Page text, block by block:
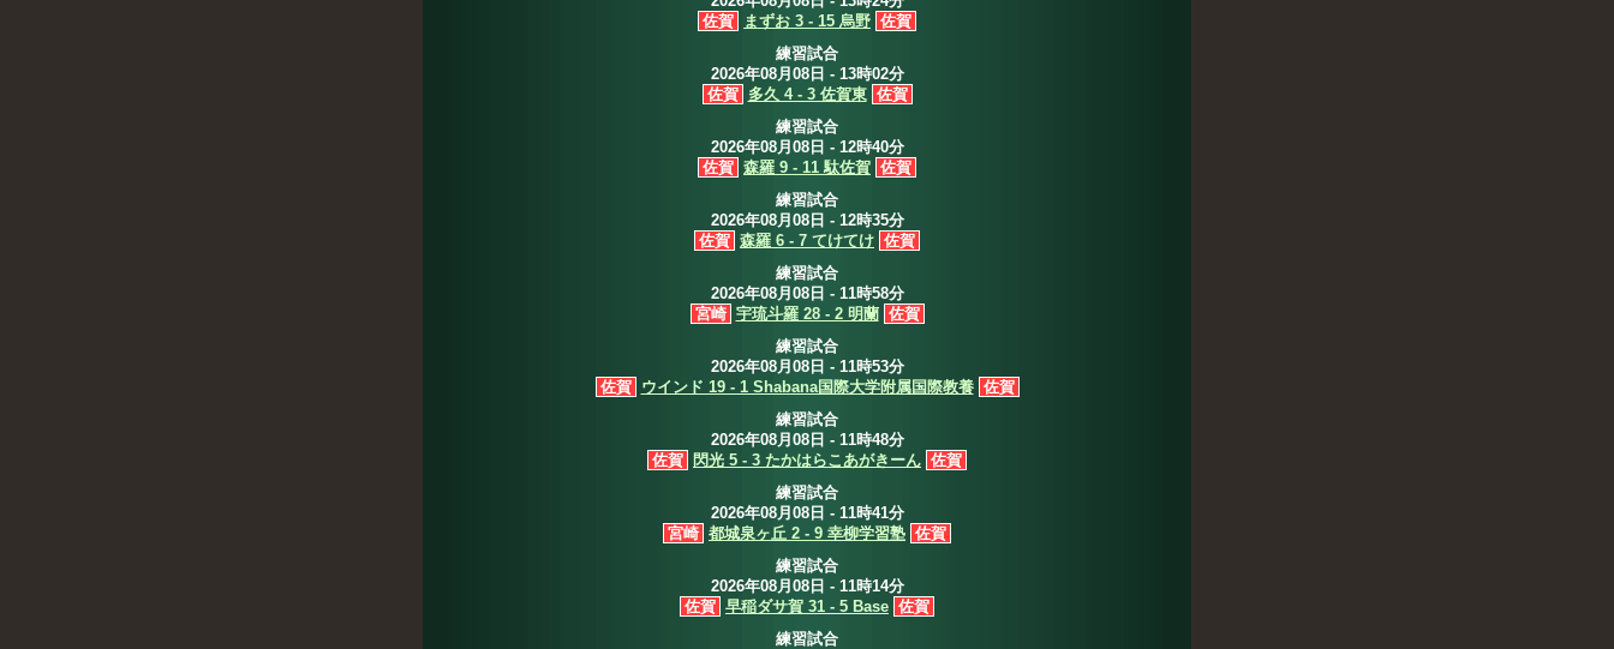
佐賀
まずお 3 - 15 烏野 佐賀
練習試合
2026年08月08日 - 13時02分
佐賀
多久 4 - 3 佐賀東 佐賀
練習試合
2026年08月08日 - 12時40分
佐賀 森羅 9 - 11 駄佐賀 佐賀
練習試合
2026年08月08日 - 12時35分
佐賀 森羅 6 - 7 てけてけ 佐賀
練習試合
2026年08月08日 - 11時58分
宮崎 宇琉斗羅 28 - 2 明蘭 佐賀
練習試合
2026年08月08日 - 11時53分
佐賀
ウインド 19 - 1 Shabana国際大学附属国際教養 佐賀
練習試合
2026年08月08日 - 11時48分
佐賀
閃光 5 - 3 たかはらこあがきーん 佐賀
練習試合
2026年08月08日 - 11時41分
宮崎 都城泉ヶ丘 2 - 9 幸柳学習塾 佐賀
練習試合
2026年08月08日 - 11時14分
佐賀 早稲ダサ賀 31 - 5 Base 佐賀
練習試合